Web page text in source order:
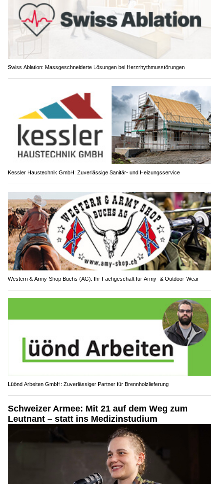
Swiss Ablation: Massgeschneiderte Lösungen bei Herzrhythmusstörungen
Kessler Haustechnik GmbH: Zuverlässige Sanitär- und Heizungsservice
Western & Army-Shop Buchs (AG): Ihr Fachgeschäft für Army- & Outdoor-Wear
Lüönd Arbeiten GmbH: Zuverlässiger Partner für Brennholzlieferung
Schweizer Armee: Mit 21 auf dem Weg zum
Leutnant – statt ins Medizinstudium